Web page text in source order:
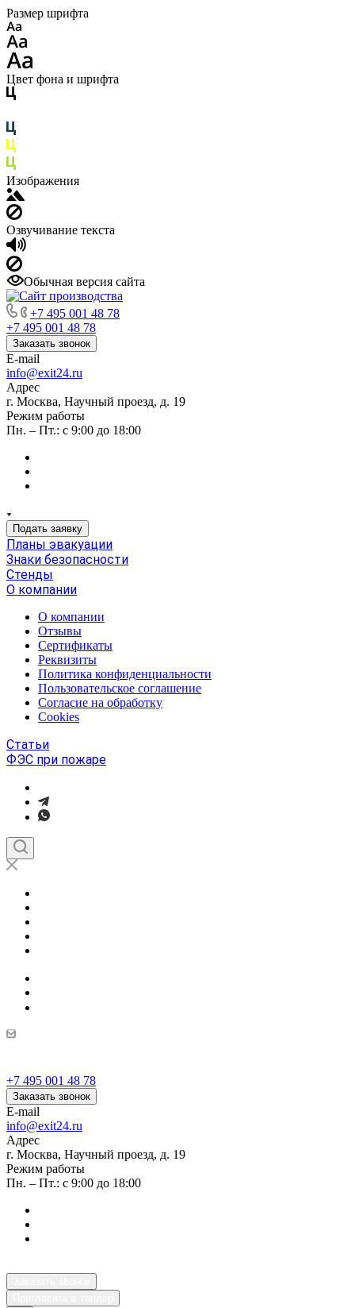
Размер шрифта
Цвет фона и шрифта
Изображения
Озвучивание текста
Обычная версия сайта
+7 495 001 48 78
+7 495 001 48 78
Заказать звонок
E-mail
info@exit24.ru
Адрес
г. Москва, Научный проезд, д. 19
Режим работы
Пн. – Пт.: с 9:00 до 18:00
Подать заявку
Планы эвакуации
Знаки безопасности
Стенды
О компании
О компании
Отзывы
Сертификаты
Реквизиты
Политика конфиденциальности
Пользовательское соглашение
Согласие на обработку
Cookies
Статьи
ФЭС при пожаре
+7 495 001 48 78
Заказать звонок
E-mail
info@exit24.ru
Адрес
г. Москва, Научный проезд, д. 19
Режим работы
Пн. – Пт.: с 9:00 до 18:00